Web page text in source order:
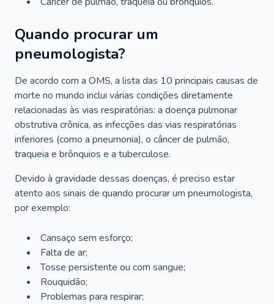
Quando procurar um
pneumologista?
De acordo com a OMS, a lista das 10 principais causas de
morte no mundo inclui várias condições diretamente
relacionadas às vias respiratórias: a doença pulmonar
obstrutiva crônica, as infecções das vias respiratórias
inferiores (como a pneumonia), o câncer de pulmão,
traqueia e brônquios e a tuberculose.
Devido à gravidade dessas doenças, é preciso estar
atento aos sinais de quando procurar um pneumologista,
por exemplo:
Cansaço sem esforço;
Falta de ar;
Tosse persistente ou com sangue;
Rouquidão;
Problemas para respirar;